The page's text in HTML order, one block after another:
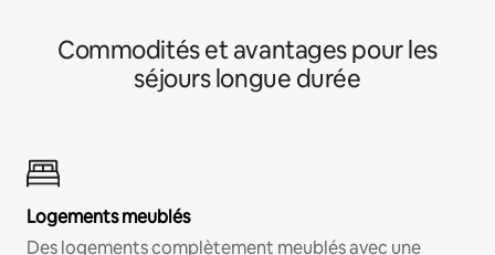
Commodités et avantages pour les
séjours longue durée
Logements meublés
Des logements complètement meublés avec une